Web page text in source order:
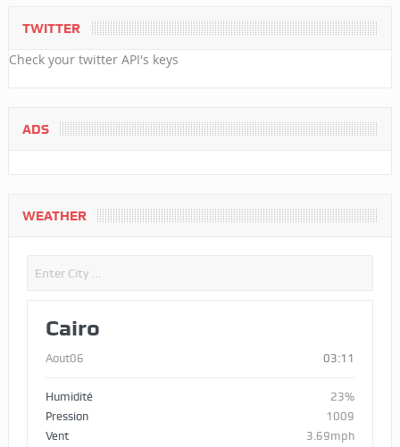
TWITTER
Check your twitter API's keys
ADS
WEATHER
Cairo
Aout06 03:11
Humidité
23%
Pression
1009
Vent
3.69mph